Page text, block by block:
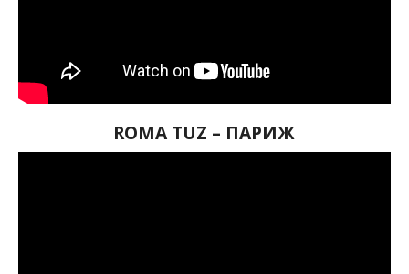
ROMA TUZ – ПАРИЖ